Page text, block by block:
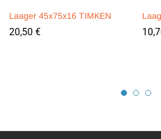
Laager 45x75x16 TIMKEN
20,50 €